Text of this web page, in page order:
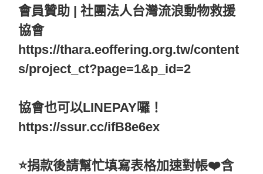
會員贊助 | 社團法人台灣流浪動物救援
協會
https://thara.eoffering.org.tw/content
s/project_ct?page=1&p_id=2
協會也可以LINEPAY囉！
https://ssur.cc/ifB8e6ex
⭐️捐款後請幫忙填寫表格加速對帳❤️含